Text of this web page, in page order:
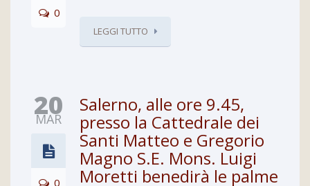
0
LEGGI TUTTO
20
MAR
0
Salerno, alle ore 9.45,
presso la Cattedrale dei
Santi Matteo e Gregorio
Magno S.E. Mons. Luigi
Moretti benedirà le palme